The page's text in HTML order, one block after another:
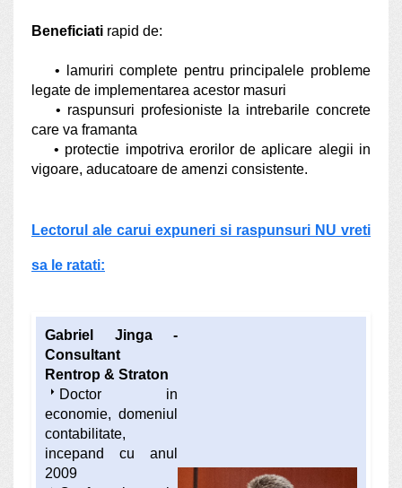
Beneficiati rapid de:
• lamuriri complete pentru principalele probleme
legate de implementarea acestor masuri
• raspunsuri profesioniste la intrebarile concrete
care va framanta
• protectie impotriva erorilor de aplicare alegii in
vigoare, aducatoare de amenzi consistente.
Lectorul ale carui expuneri si raspunsuri NU vreti
sa le ratati:
Gabriel Jinga -
Consultant
Rentrop & Straton
arrow_right Doctor in
economie, domeniul
contabilitate,
incepand cu anul
2009